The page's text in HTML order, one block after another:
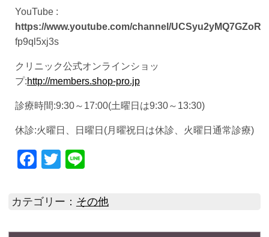
YouTube :
https://www.youtube.com/channel/
fp9ql5xj3s
クリニック公式オンラインショッ
プ:http://members.shop-pro.jp
診療時間:9:30～17:00(土曜日は9:30～13:30)
休診:火曜日、日曜日(月曜祝日は休診、火曜日通常診療)
Facebook
Twitter
Line
カテゴリー： その他